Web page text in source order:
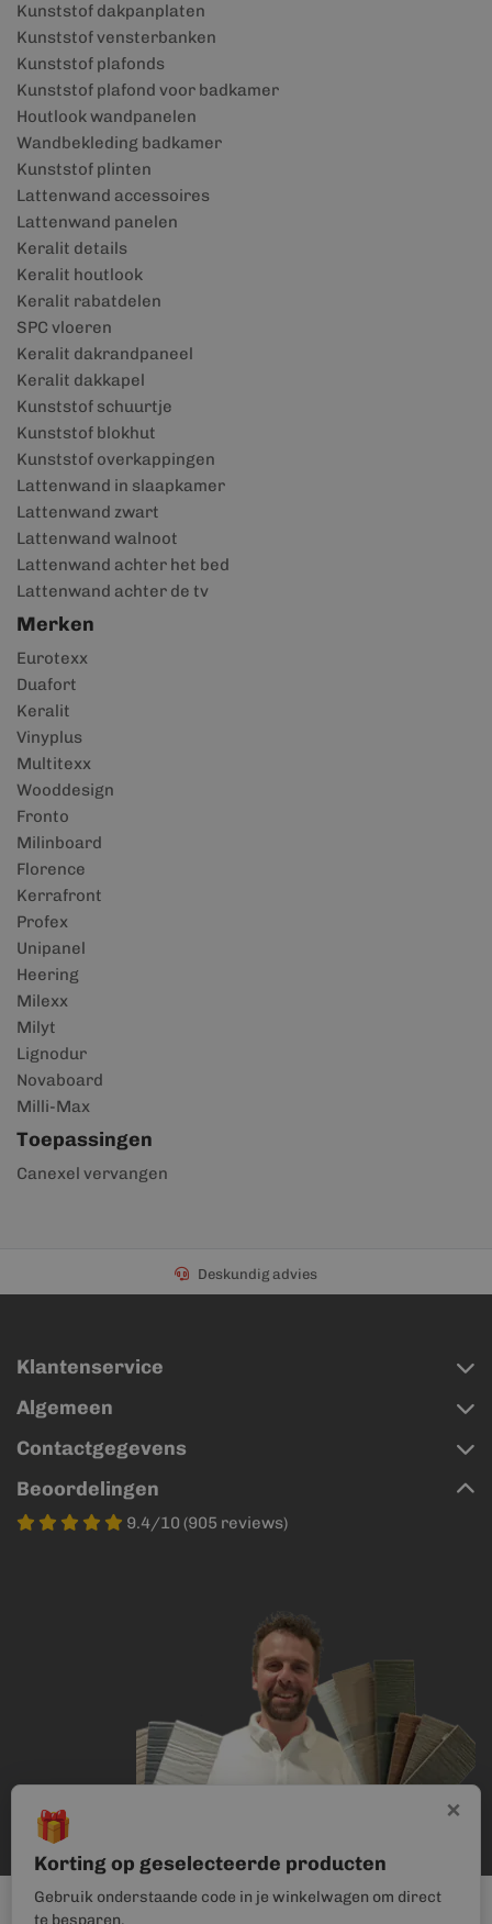
Kunststof dakpanplaten
Kunststof vensterbanken
Kunststof plafonds
Kunststof plafond voor badkamer
Houtlook wandpanelen
Wandbekleding badkamer
Kunststof plinten
Lattenwand accessoires
Lattenwand panelen
Keralit details
Keralit houtlook
Keralit rabatdelen
SPC vloeren
Keralit dakrandpaneel
Keralit dakkapel
Kunststof schuurtje
Kunststof blokhut
Kunststof overkappingen
Lattenwand in slaapkamer
Lattenwand zwart
Lattenwand walnoot
Lattenwand achter het bed
Lattenwand achter de tv
Merken
Eurotexx
Duafort
Keralit
Vinyplus
Multitexx
Wooddesign
Fronto
Milinboard
Florence
Kerrafront
Profex
Unipanel
Heering
Milexx
Milyt
Lignodur
Novaboard
Milli-Max
Toepassingen
Canexel vervangen
Deskundig advies
Klantenservice
Algemeen
Contactgegevens
Beoordelingen
9.4/10 (905 reviews)
×
🎁
Korting op geselecteerde producten
Gebruik onderstaande code in je winkelwagen om direct
te besparen.